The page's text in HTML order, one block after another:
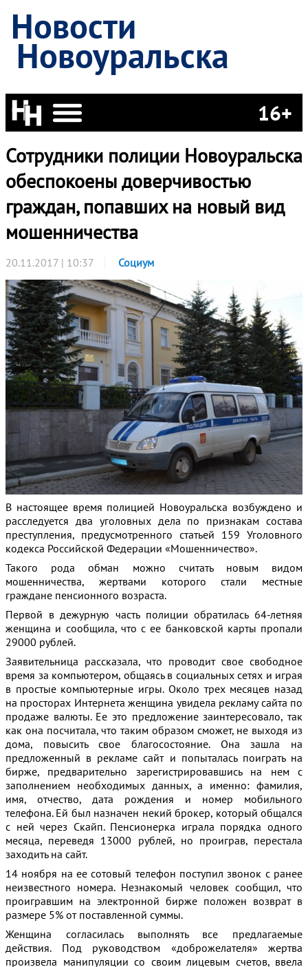
Новости
Новоуральска
16+
Сотрудники полиции Новоуральска
обеспокоены доверчивостью
граждан, попавших на новый вид
мошенничества
20.11.2017 | 10:37 Социум
В настоящее время полицией Новоуральска возбуждено и
расследуется два уголовных дела по признакам состава
преступления, предусмотренного статьей 159 Уголовного
кодекса Российской Федерации «Мошенничество».
Такого рода обман можно считать новым видом
мошенничества, жертвами которого стали местные
граждане пенсионного возраста.
Первой в дежурную часть полиции обратилась 64-летняя
женщина и сообщила, что с ее банковской карты пропали
29000 рублей.
Заявительница рассказала, что проводит свое свободное
время за компьютером, общаясь в социальных сетях и играя
в простые компьютерные игры. Около трех месяцев назад
на просторах Интернета женщина увидела рекламу сайта по
продаже валюты. Ее это предложение заинтересовало, так
как она посчитала, что таким образом сможет, не выходя из
дома, повысить свое благосостояние. Она зашла на
предложенный в рекламе сайт и попыталась поиграть на
бирже, предварительно зарегистрировавшись на нем с
заполнением необходимых данных, а именно: фамилия,
имя, отчество, дата рождения и номер мобильного
телефона. Ей был назначен некий брокер, который общался
с ней через Скайп. Пенсионерка играла порядка одного
месяца, переведя 13000 рублей, но проиграв, перестала
заходить на сайт.
14 ноября на ее сотовый телефон поступил звонок с ранее
неизвестного номера. Незнакомый человек сообщил, что
проигравшим на электронной бирже положен возврат в
размере 5% от поставленной суммы.
Женщина согласилась выполнять все предлагаемые
действия. Под руководством «доброжелателя» жертва
произвела манипуляции со своим лицевым счетов, ввела